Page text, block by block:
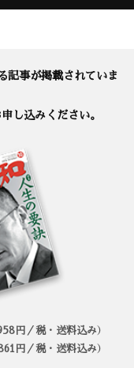
記事が掲載されていま
し込みください。
円／税・送料込み）
円／税・送料込み）